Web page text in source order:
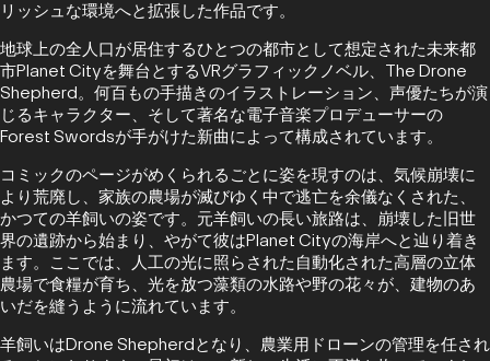
リッシュな環境へと拡張した作品です。
地球上の全人口が居住するひとつの都市として想定された未来都
市Planet Cityを舞台とするVRグラフィックノベル、The Drone
Shepherd。何百もの手描きのイラストレーション、声優たちが演
じるキャラクター、そして著名な電子音楽プロデューサーの
Forest Swordsが手がけた新曲によって構成されています。
コミックのページがめくられるごとに姿を現すのは、気候崩壊に
より荒廃し、家族の農場が滅びゆく中で逃亡を余儀なくされた、
かつての羊飼いの姿です。元羊飼いの長い旅路は、崩壊した旧世
界の遺跡から始まり、やがて彼はPlanet Cityの海岸へと辿り着き
ます。ここでは、人工の光に照らされた自動化された高層の立体
農場で食糧が育ち、光を放つ藻類の水路や野の花々が、建物のあ
いだを縫うように流れています。
羊飼いはDrone Shepherdとなり、農業用ドローンの管理を任され